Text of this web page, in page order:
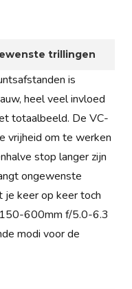
trillingen
is
heel veel invloed
totaalbeeld. De VC-
vrijheid om te werken
stop langer zijn
ongewenste
je keer op keer toch
600mm f/5.0-6.3
modi voor de